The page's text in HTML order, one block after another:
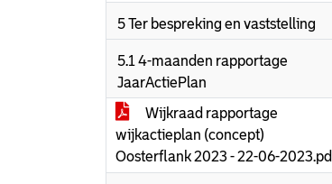
5 Ter bespreking en vaststelling
5.1 4-maanden rapportage
JaarActiePlan
Wijkraad rapportage
wijkactieplan (concept)
Oosterflank 2023 - 22-06-